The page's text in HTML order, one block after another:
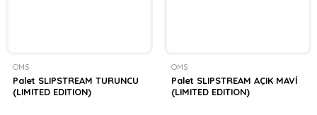
OMS
Palet SLIPSTREAM TURUNCU
(LIMITED EDITION)
OMS
Palet SLIPSTREAM AÇIK MAVİ
(LIMITED EDITION)